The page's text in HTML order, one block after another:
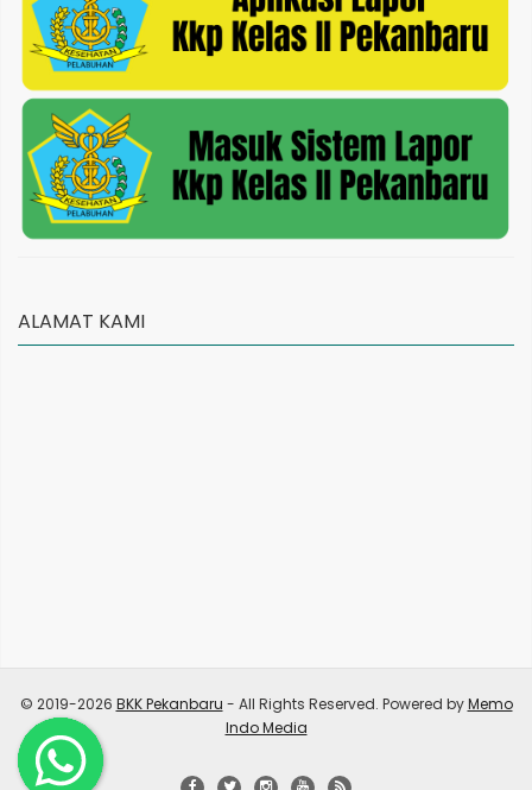
ALAMAT KAMI
© 2019-2026 BKK Pekanbaru - All Rights Reserved. Powered byMemo
Indo Media